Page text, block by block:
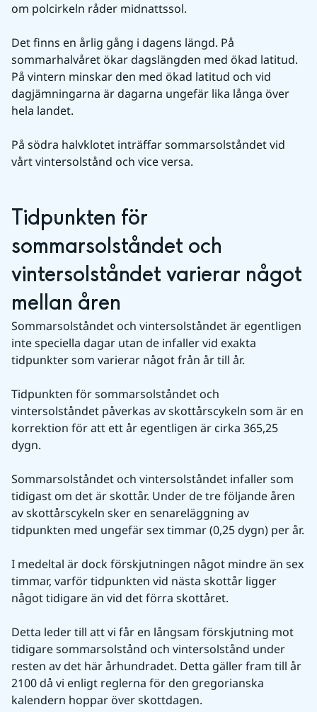
om polcirkeln råder midnattssol.
Det finns en årlig gång i dagens längd. På
sommarhalvåret ökar dagslängden med ökad latitud.
På vintern minskar den med ökad latitud och vid
dagjämningarna är dagarna ungefär lika långa över
hela landet.
På södra halvklotet inträffar sommarsolståndet vid
vårt vintersolstånd och vice versa.
Tidpunkten för
sommarsolståndet och
vintersolståndet varierar något
mellan åren
Sommarsolståndet och vintersolståndet är egentligen
inte speciella dagar utan de infaller vid exakta
tidpunkter som varierar något från år till år.
Tidpunkten för sommarsolståndet och
vintersolståndet påverkas av skottårscykeln som är en
korrektion för att ett år egentligen är cirka 365,25
dygn.
Sommarsolståndet och vintersolståndet infaller som
tidigast om det är skottår. Under de tre följande åren
av skottårscykeln sker en senareläggning av
tidpunkten med ungefär sex timmar (0,25 dygn) per år.
I medeltal är dock förskjutningen något mindre än sex
timmar, varför tidpunkten vid nästa skottår ligger
något tidigare än vid det förra skottåret.
Detta leder till att vi får en långsam förskjutning mot
tidigare sommarsolstånd och vintersolstånd under
resten av det här århundradet. Detta gäller fram till år
2100 då vi enligt reglerna för den gregorianska
kalendern hoppar över skottdagen.